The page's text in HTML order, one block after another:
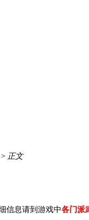
正文
信息请到游戏中各门派